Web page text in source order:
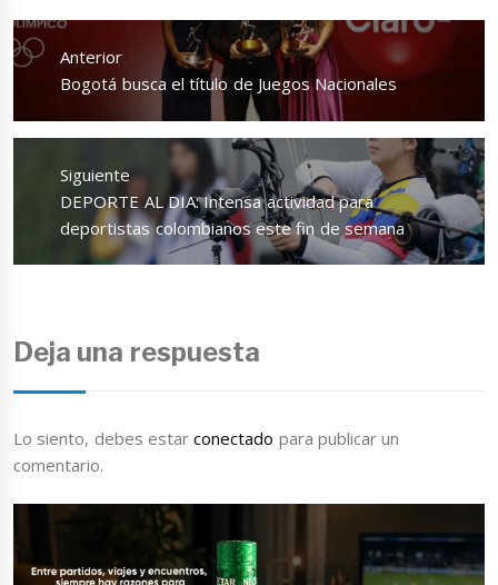
Navegación
de
entradas
Anterior
Entrada
Bogotá busca el título de Juegos Nacionales
Siguiente
Entrada
siguiente:
DEPORTE AL DIA: Intensa actividad para
deportistas colombianos este fin de semana
Deja una respuesta
Lo siento, debes estarconectado para publicar un
comentario.